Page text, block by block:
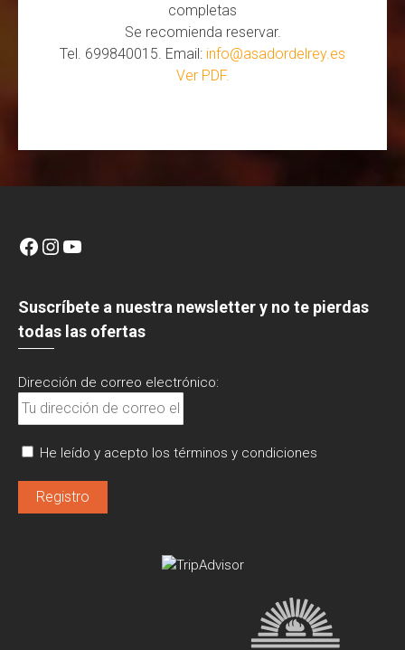
completas
Se recomienda reservar.
Tel. 699840015. Email: info@asadordelrey.es
Ver PDF.
Facebook
Instagram
Suscríbete a nuestra newsletter y no te pierdas
todas las ofertas
Dirección de correo electrónico:
He leído y acepto los términos y condiciones